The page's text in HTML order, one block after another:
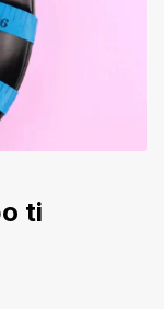
ti